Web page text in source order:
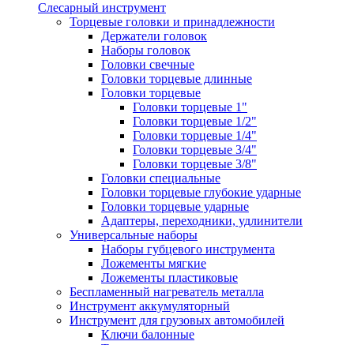
Слесарный инструмент
Торцевые головки и принадлежности
Держатели головок
Наборы головок
Головки свечные
Головки торцевые длинные
Головки торцевые
Головки торцевые 1"
Головки торцевые 1/2"
Головки торцевые 1/4"
Головки торцевые 3/4"
Головки торцевые 3/8"
Головки специальные
Головки торцевые глубокие ударные
Головки торцевые ударные
Адаптеры, переходники, удлинители
Универсальные наборы
Наборы губцевого инструмента
Ложементы мягкие
Ложементы пластиковые
Беспламенный нагреватель металла
Инструмент аккумуляторный
Инструмент для грузовых автомобилей
Ключи балонные